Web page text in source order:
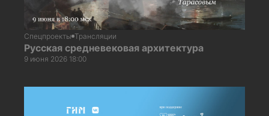
Спецпроекты Трансляции
Русская средневековая архитектура
9 июня 2026 18:00